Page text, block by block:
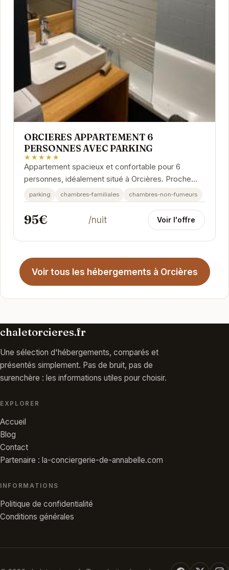
ORCIERES APPARTEMENT 6
PERSONNES AVEC PARKING
★★★★★
Appartement spacieux et confortable pour 6
personnes, idéalement situé à Orcières. Proche
des pistes de ski et des commodités, cet
hébergement...
parking chambres-familiales chambres-non-fumeurs
95€ /nuit Voir l'offre
Voir tous les hébergements à Orcières
chaletorcieres.fr
Une sélection d'hébergements, comparés et
présentés simplement. Pas de bruit, pas de
surenchère : les informations utiles pour choisir.
EXPLORER
Accueil
Blog
Contact
Partenaire : la-conciergerie-de-annabelle.com
INFORMATIONS
Politique de confidentialité
Conditions générales